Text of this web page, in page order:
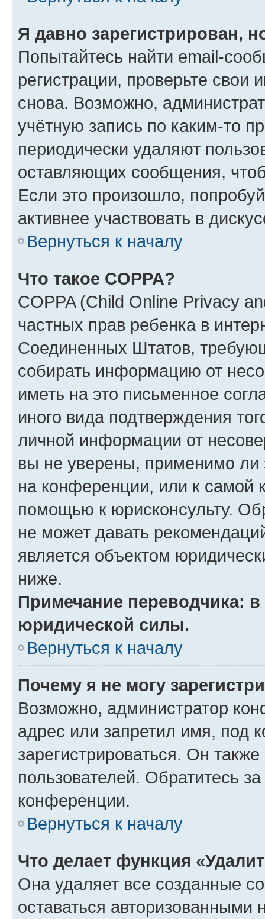
Я давно зарегистрирован,
Попытайтесь найти email-
регистрации, проверьте свои
снова. Возможно,
учётную запись по каким-то
периодически удаляют
оставляющих сообщения,
Если это произошло,
активнее участвовать в
Вернуться к началу
Что такое COPPA?
COPPA (Child Online Privacy
частных прав ребенка в
Соединенных Штатов,
собирать информацию от
иметь на это письменное
иного вида подтверждения
личной информации от
вы не уверены, применимо ли
на конференции, или к самой
помощью к юрисконсульту.
не может давать
является объектом
ниже.
Примечание переводчика:
юридической силы.
Вернуться к началу
Почему я не могу
Возможно, администратор
адрес или запретил имя, под
зарегистрироваться. Он
пользователей. Обратитесь
конференции.
Вернуться к началу
Что делает функция
Она удаляет все созданные
оставаться авторизованными